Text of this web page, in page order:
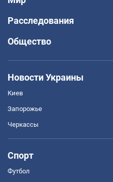
Расследования
Общество
Новости Украины
Киев
Запорожье
Черкассы
Спорт
Футбол